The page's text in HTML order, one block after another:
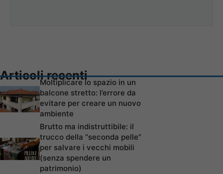
Articoli recenti
Moltiplicare lo spazio in un
balcone stretto: l’errore da
evitare per creare un nuovo
ambiente
Brutto ma indistruttibile: il
trucco della “seconda pelle”
per salvare i vecchi mobili
(senza spendere un
patrimonio)